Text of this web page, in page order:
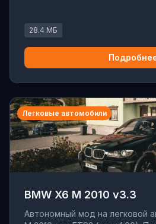
28.4 МБ
Легковые автомобили
BMW X6 M 2010 v3.3
Автономный мод на легковой